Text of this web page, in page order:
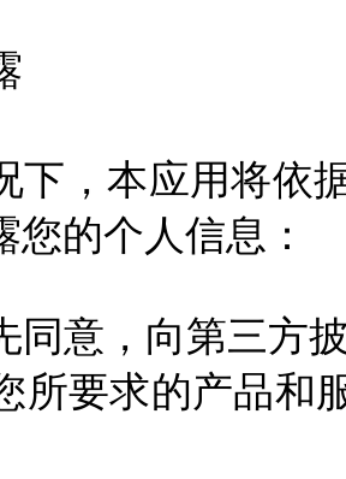
下，本应用将依
您的个人信息：
同意，向第三方
所要求的产品和